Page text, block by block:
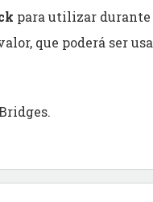
para utilizar durante
que poderá ser